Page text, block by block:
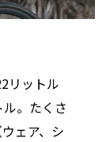
リットル
。たくさ
ェア、シ